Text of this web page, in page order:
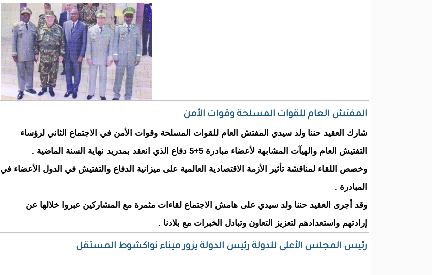
المفتش العام للقوات المسلحة وقوات الأمن
شارك العقيد حننا ولد سيدي المفتش العام للقوات المسلحة وقوات الأمن في الاجتماع الثاني لرؤساء
التفتيش العام والهيآت المشابهة لأعضاء مبادرة 5+5 دفاع الذي انعقد بمدريد نهاية السنة الماضية .
وخصص اللقاء لمناقشة تأثير الأزمة الاقتصادية العالمية على ميزانية الدفاع والتفتيش في الدول الأعضاء في
المبادرة .
وقد أجرى العقيد حننا ولد سيدي على هامش الاجتماع لقاءات مثمرة مع المشاركين عبروا خلالها عن
إرادتهم واستعدادهم لتعزيز التعاون وتبادل الخبرات مع بلادنا .
رئيس المجلس الأعلى للدولة رئيس الدولة يزور ميناء نواكشوط المستقل